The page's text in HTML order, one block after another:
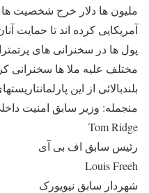
ملیون ها دلار خرج شخصیت
آمریکایی کرده اند تا حمایت
پول ها در سخنرانی های
مختلف علیه ملا ها سخنرانی
بلندبالائی از این
منجمله: وزیر سابق امنیت
Tom Ridge
رئیس سابق اف بی آی
Louis Freeh
شهردار سابق نیویورک